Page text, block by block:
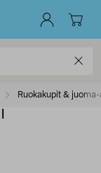
Ruokakupit &